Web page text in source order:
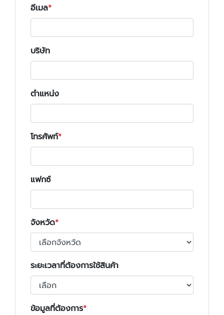
อีเมล
บริษัท
ตำแหน่ง
โทรศัพท์
แฟกซ์
จังหวัด
ระยะเวลาที่ต้องการใช้สินค้า
ข้อมูลที่ต้องการ